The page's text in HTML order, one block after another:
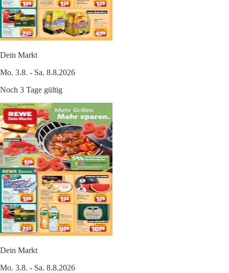
Dein Markt
Mo. 3.8. - Sa. 8.8.2026
Noch 3 Tage gültig
Dein Markt
Mo. 3.8. - Sa. 8.8.2026